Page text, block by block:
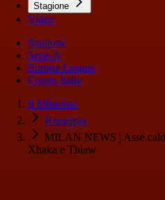
Stagione
Video
Stagione
Serie A
Europa League
Coppa Italia
Il Milanista
Rassegna
MILAN NEWS | Asse
Xhaka e Thiaw